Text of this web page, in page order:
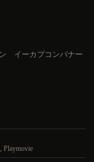
,Playmovie